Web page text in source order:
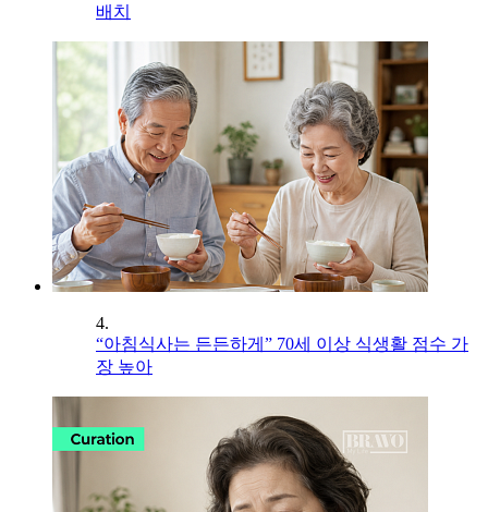
배치
4.
“아침식사는 든든하게” 70세 이상 식생활 점수 가
장 높아